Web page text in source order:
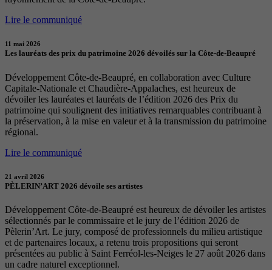
Lire le communiqué
11 mai 2026
Les lauréats des prix du patrimoine 2026 dévoilés sur la Côte-de-Beaupré
Développement Côte-de-Beaupré, en collaboration avec Culture
Capitale-Nationale et Chaudière-Appalaches, est heureux de
dévoiler les lauréates et lauréats de l’édition 2026 des Prix du
patrimoine qui soulignent des initiatives remarquables contribuant à
la préservation, à la mise en valeur et à la transmission du patrimoine
régional.
Lire le communiqué
21 avril 2026
PÈLERIN’ART 2026 dévoile ses artistes
Développement Côte-de-Beaupré est heureux de dévoiler les artistes
sélectionnés par le commissaire et le jury de l’édition 2026 de
Pèlerin’Art. Le jury, composé de professionnels du milieu artistique
et de partenaires locaux, a retenu trois propositions qui seront
présentées au public à Saint Ferréol-les-Neiges le 27 août 2026 dans
un cadre naturel exceptionnel.